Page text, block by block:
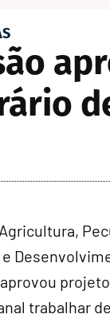
trabalhar